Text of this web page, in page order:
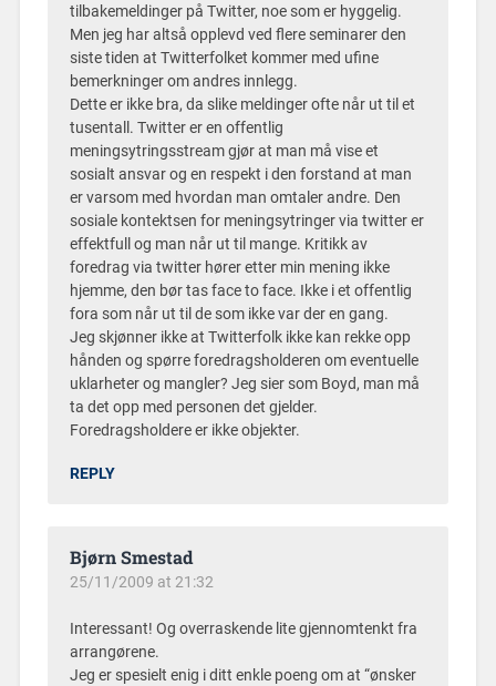
tilbakemeldinger på Twitter, noe som er hyggelig.
Men jeg har altså opplevd ved flere seminarer den
siste tiden at Twitterfolket kommer med ufine
bemerkninger om andres innlegg.
Dette er ikke bra, da slike meldinger ofte når ut til et
tusentall. Twitter er en offentlig
meningsytringsstream gjør at man må vise et
sosialt ansvar og en respekt i den forstand at man
er varsom med hvordan man omtaler andre. Den
sosiale kontektsen for meningsytringer via twitter er
effektfull og man når ut til mange. Kritikk av
foredrag via twitter hører etter min mening ikke
hjemme, den bør tas face to face. Ikke i et offentlig
fora som når ut til de som ikke var der en gang.
Jeg skjønner ikke at Twitterfolk ikke kan rekke opp
hånden og spørre foredragsholderen om eventuelle
uklarheter og mangler? Jeg sier som Boyd, man må
ta det opp med personen det gjelder.
Foredragsholdere er ikke objekter.
REPLY
Bjørn Smestad
25/11/2009 at 21:32
Interessant! Og overraskende lite gjennomtenkt fra
arrangørene.
Jeg er spesielt enig i ditt enkle poeng om at “ønsker